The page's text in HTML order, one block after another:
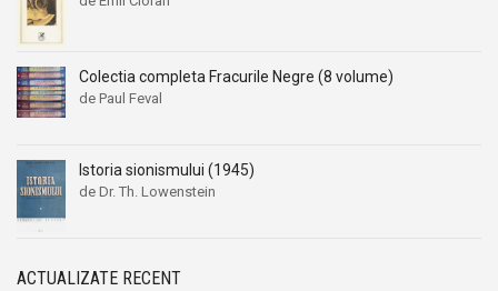
Colectia completa Fracurile Negre (8 volume)
de Paul Feval
Istoria sionismului (1945)
de Dr. Th. Lowenstein
ACTUALIZATE RECENT